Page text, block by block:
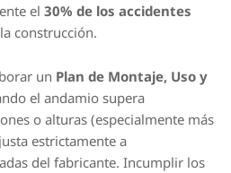
el 30% de los accidentes
construcción.
un Plan de Montaje, Uso y
el andamio supera
o alturas (especialmente más
estrictamente a
del fabricante. Incumplir los